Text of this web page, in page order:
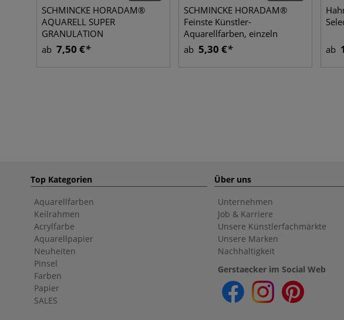
SCHMINCKE HORADAM®
AQUARELL SUPER
GRANULATION
ab 7,50 €
SCHMINCKE HORADAM®
Feinste Künstler-
Aquarellfarben, einzeln
ab 5,30 € ab
Top Kategorien
Aquarellfarben
Keilrahmen
Acrylfarbe
Aquarellpapier
Neuheiten
Pinsel
Farben
Papier
SALES
Über uns
Unternehmen
Job & Karriere
Unsere Künstlerfachmärkte
Unsere Marken
Nachhaltigkeit
Gerstaecker im Social Web